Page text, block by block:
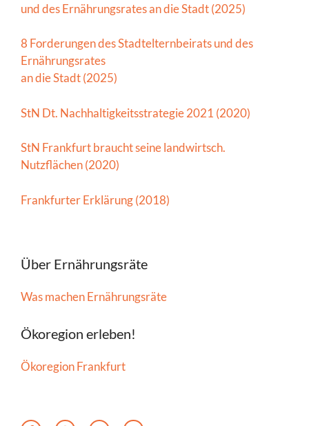
und des Ernährungsrates an die Stadt (2025)
8 Forderungen des Stadtelternbeirats und des
Ernährungsrates
an die Stadt (2025)
StN Dt. Nachhaltigkeitsstrategie 2021 (2020)
StN Frankfurt braucht seine landwirtsch.
Nutzflächen (2020)
Frankfurter Erklärung (2018)
Über Ernährungsräte
Was machen Ernährungsräte
Ökoregion erleben!
Ökoregion Frankfurt